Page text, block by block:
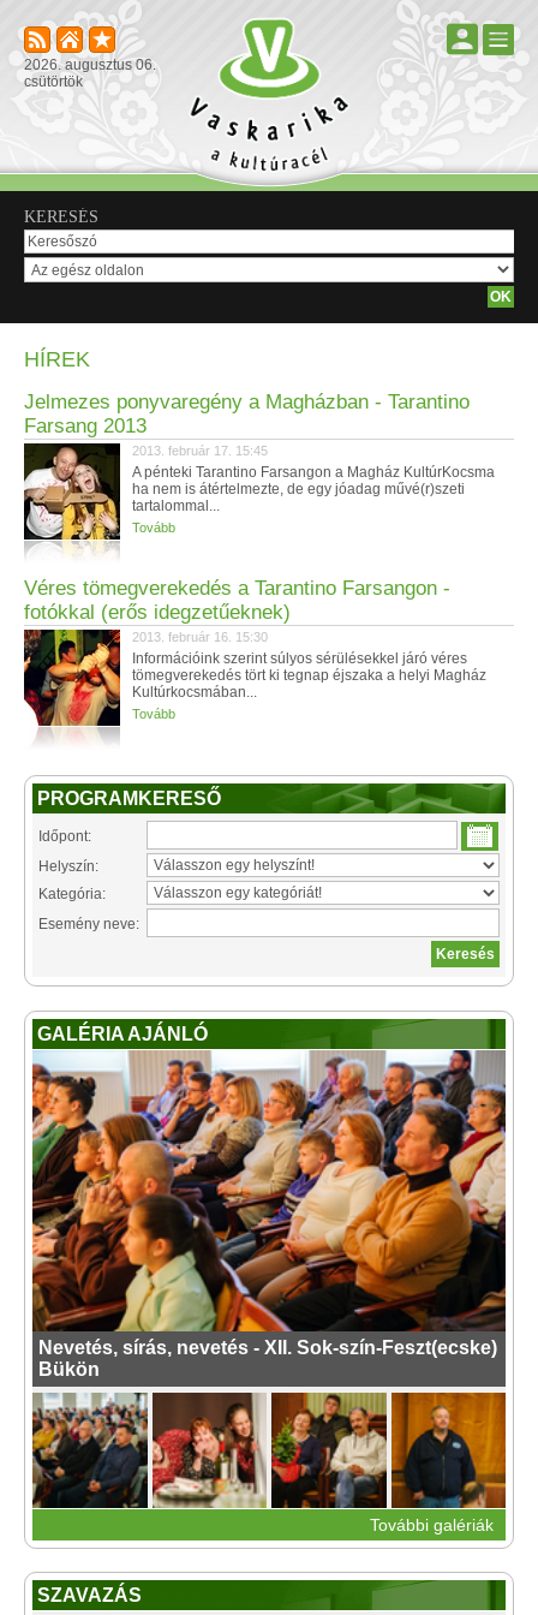
2026. augusztus 06.
csütörtök
KERESÉS
HÍREK
Jelmezes ponyvaregény a Magházban - Tarantino
Farsang 2013
2013. február 17. 15:45
A pénteki Tarantino Farsangon a Magház KultúrKocsma
ha nem is átértelmezte, de egy jóadag művé(r)szeti
tartalommal...
Tovább
Véres tömegverekedés a Tarantino Farsangon -
fotókkal (erős idegzetűeknek)
2013. február 16. 15:30
Információink szerint súlyos sérülésekkel járó véres
tömegverekedés tört ki tegnap éjszaka a helyi Magház
Kultúrkocsmában...
Tovább
PROGRAMKERESŐ
Időpont:
Helyszín:
Kategória:
Esemény neve:
GALÉRIA AJÁNLÓ
Nevetés, sírás, nevetés - XII. Sok-szín-Feszt(ecske)
Bükön
További galériák
SZAVAZÁS